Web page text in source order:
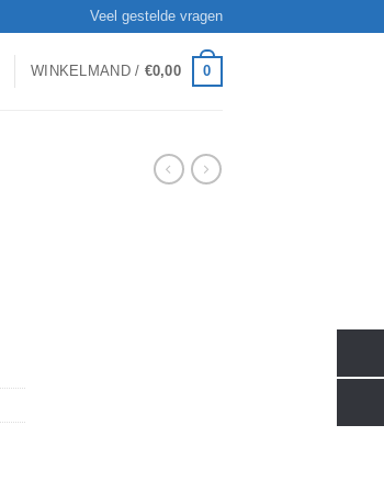
Veel gestelde vragen
WINKELMAND / €0,00 0